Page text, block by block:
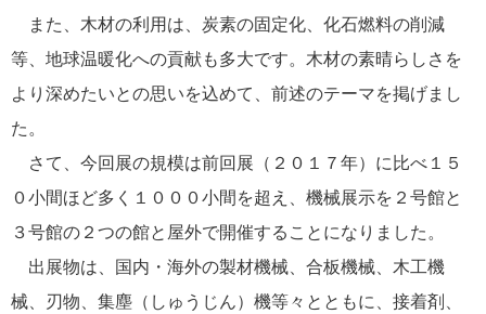
また、木材の利用は、炭素の固定化、化石燃料の削減
等、地球温暖化への貢献も多大です。木材の素晴らしさを
より深めたいとの思いを込めて、前述のテーマを掲げまし
た。
さて、今回展の規模は前回展（２０１７年）に比べ１５
０小間ほど多く１０００小間を超え、機械展示を２号館と
３号館の２つの館と屋外で開催することになりました。
出展物は、国内・海外の製材機械、合板機械、木工機
械、刃物、集塵（しゅうじん）機等々とともに、接着剤、